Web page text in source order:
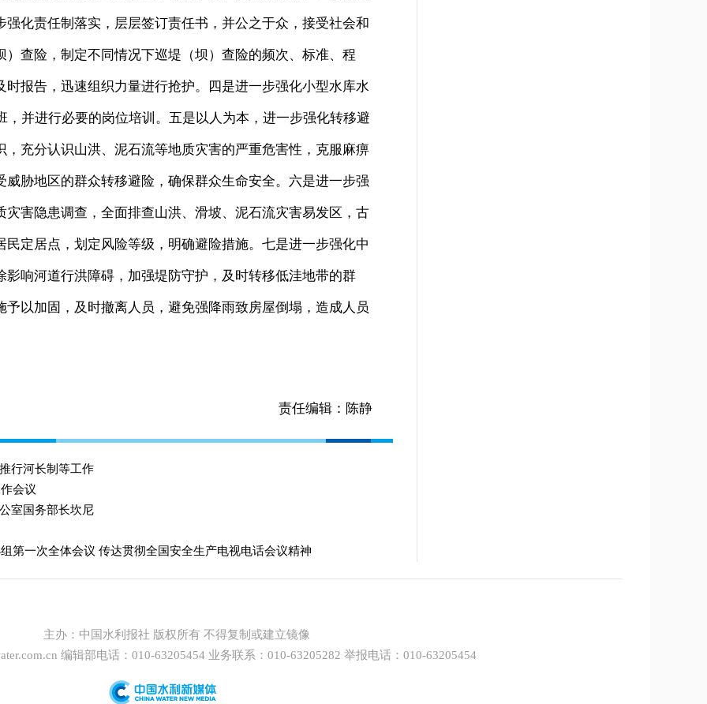
化责任制落实，层层签订责任书，并公之于众，接受社会和
查险，制定不同情况下巡堤（坝）查险的频次、标准、程
报告，迅速组织力量进行抢护。四是进一步强化小型水库水
并进行必要的岗位培训。五是以人为本，进一步强化转移避
充分认识山洪、泥石流等地质灾害的严重危害性，克服麻痹
胁地区的群众转移避险，确保群众生命安全。六是进一步强
害隐患调查，全面排查山洪、滑坡、泥石流灾害易发区，古
定居点，划定风险等级，明确避险措施。七是进一步强化中
响河道行洪障碍，加强堤防守护，及时转移低洼地带的群
以加固，及时撤离人员，避免强降雨致房屋倒塌，造成人员
责任编辑：陈静
行河长制等工作
会议
室国务部长坎尼
第一次全体会议 传达贯彻全国安全生产电视电话会议精神
主办： 中国水利报社 版权所有 不得复制或建立镜像
编辑部电话：010-63205454 业务联系：010-63205282 举报电话：010-63205454